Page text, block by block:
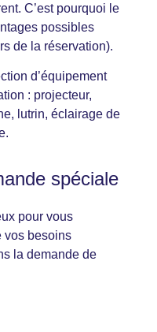
C’est pourquoi le
possibles
de la réservation).
d’équipement
: projecteur,
lutrin, éclairage de
spéciale
pour vous
vos besoins
la demande de